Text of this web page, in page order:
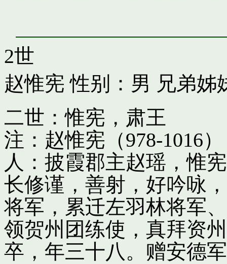
2世
赵惟宪 性别：男 兄弟姊
二世：惟宪，肃王
注：赵惟宪（978-1016
人：披霞郡主赵瑶，惟
长修谨，善射，好吟咏
将军，累迁左羽林将军
领贺州团练使，真拜资
卒，年三十八。赠安德